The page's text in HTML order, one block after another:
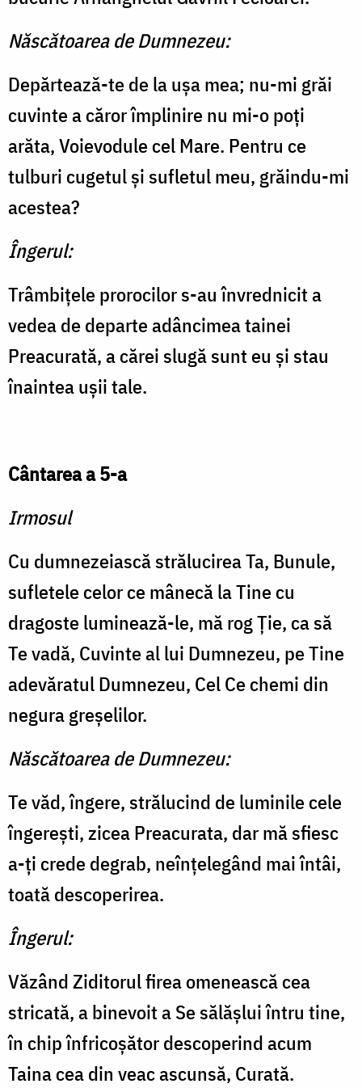
Născătoarea de Dumnezeu:
Depărtează-te de la uşa mea; nu-mi grăi
cuvinte a căror împlinire nu mi-o poţi
arăta, Voievodule cel Mare. Pentru ce
tulburi cugetul şi sufletul meu, grăindu-mi
acestea?
Îngerul:
Trâmbiţele prorocilor s-au învrednicit a
vedea de departe adâncimea tainei
Preacurată, a cărei slugă sunt eu şi stau
îna­intea uşii tale.
Cântarea a 5-a
Irmosul
Cu dumnezeiască străluci­rea Ta, Bunule,
sufletele celor ce mânecă la Tine cu
dragoste luminează-le, mă rog Ţie, ca să
Te vadă, Cuvinte al lui Dumnezeu, pe Tine
adevăratul Dumnezeu, Cel Ce chemi din
negura greşelilor.
Născătoarea de Dumnezeu:
Te văd, îngere, strălucind de luminile cele
îngereşti, zicea Preacurata, dar mă sfiesc
a-ţi crede degrab, neînţelegând mai întâi,
toată descoperirea.
Îngerul:
Văzând Ziditorul firea ome­nească cea
stricată, a binevoit a Se sălăşlui întru tine,
în chip înfricoşător descoperind acum
Taina cea din veac ascunsă, Curată.